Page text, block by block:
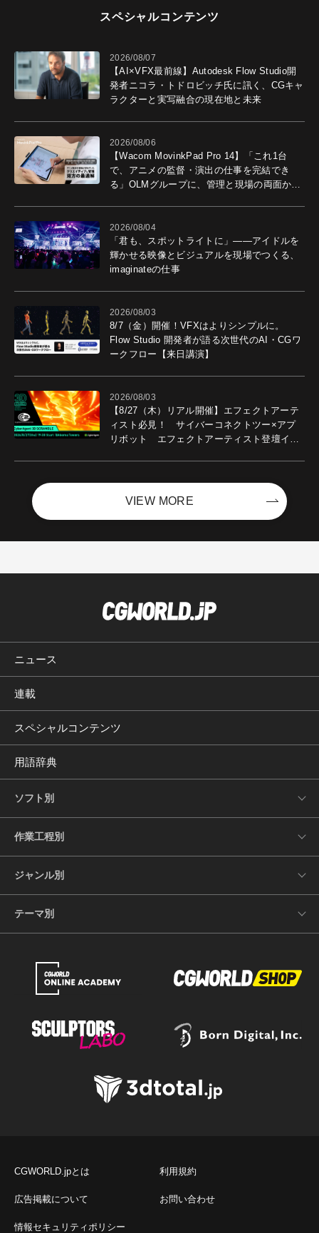
スペシャルコンテンツ
2026/08/07
【AI×VFX最前線】Autodesk Flow Studio開
発者ニコラ・トドロビッチ氏に訊く、CGキャ
ラクターと実写融合の現在地と未来
2026/08/06
【Wacom MovinkPad Pro 14】「これ1台
で、アニメの監督・演出の仕事を完結でき
る」OLMグループに、管理と現場の両面から
2026/08/04
「君も、スポットライトに」――アイドルを
輝かせる映像とビジュアルを現場でつくる、
imaginateの仕事
2026/08/03
8/7（金）開催！VFXはよりシンプルに。
Flow Studio 開発者が語る次世代のAI・CGワ
ークフロー【来日講演】
2026/08/03
【8/27（木）リアル開催】エフェクトアーテ
ィスト必見！ サイバーコネクトツー×アプ
リボット エフェクトアーティスト登壇イベ
VIEW MORE
ニュース
連載
スペシャルコンテンツ
用語辞典
ソフト別
作業工程別
ジャンル別
テーマ別
CGWORLD.jpとは 利用規約
広告掲載について お問い合わせ
情報セキュリティポリシー